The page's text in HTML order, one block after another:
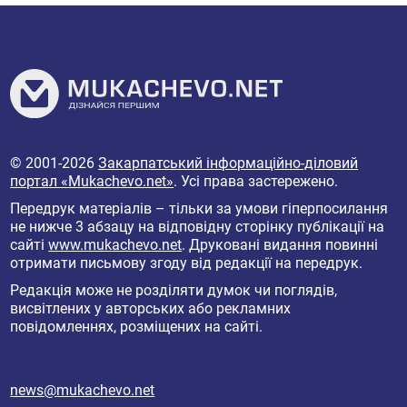
© 2001-2026Закарпатський інформаційно-діловий
портал «Mukachevo.net». Усі права застережено.
Передрук матеріалів – тільки за умови гіперпосилання
не нижче 3 абзацу на відповідну сторінку публікації на
сайтіwww.mukachevo.net. Друковані видання повинні
отримати письмову згоду від редакції на передрук.
Редакція може не розділяти думок чи поглядів,
висвітлених у авторських або рекламних
повідомленнях, розміщених на сайті.
news@mukachevo.net